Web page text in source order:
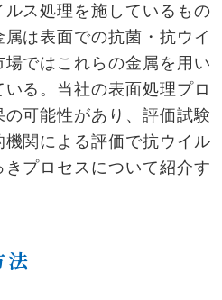
ス処理を施しているもの
は表面での抗菌・抗ウイ
ではこれらの金属を用い
る。当社の表面処理プロ
可能性があり、評価試験
関による評価で抗ウイル
プロセスについて紹介す
法